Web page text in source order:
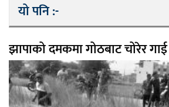
यो पनि :-
झापाको दमकमा गोठबाट चोरेर